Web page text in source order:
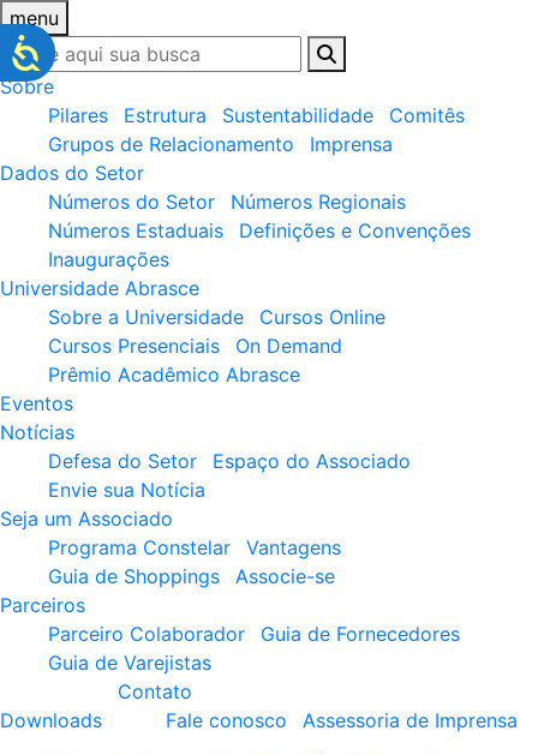
menu
Sobre
Pilares
Estrutura Sustentabilidade
Comitês
Grupos de Relacionamento
Imprensa
Dados do Setor
Números do Setor
Números Regionais
Números Estaduais
Definições e Convenções
Inaugurações
Universidade Abrasce
Sobre a Universidade
Cursos Online
Cursos Presenciais
On Demand
Prêmio Acadêmico Abrasce
Eventos
Notícias
Defesa do Setor
Espaço do Associado
Envie sua Notícia
Seja um Associado
Programa Constelar
Vantagens
Guia de Shoppings
Associe-se
Parceiros
Parceiro Colaborador
Guia de Fornecedores
Guia de Varejistas
Downloads
Contato
Fale conosco
Assessoria de Imprensa